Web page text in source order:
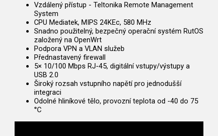
Vzdálený přístup - Teltonika Remote Management
System
CPU Mediatek, MIPS 24KEc, 580 MHz
Snadno použitelný, bezpečný operační systém RutOS
založený na OpenWrt
Podpora VPN a VLAN služeb
Přednastavený firewall
5× 10/100 Mbps RJ-45, digitální vstupy/výstupy a
USB 2.0
Široký rozsah vstupního napětí pro jednodušší
integraci
Odolné hliníkové tělo, provozní teplota od -40 do 75
°C